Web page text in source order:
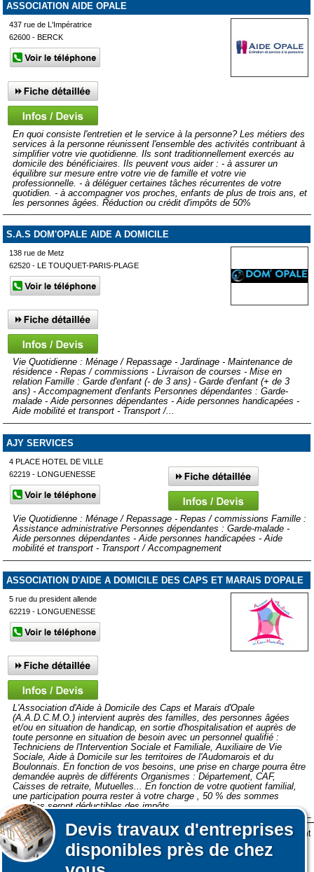
Devis travaux d'entreprises
disponibles près de chez
ASSOCIATION AIDE OPALE
437 rue de L'Impératrice
62600 - BERCK
En quoi consiste l'entretien et le service à la personne? Les métiers des
services à la personne réunissent l'ensemble des activités contribuant à
simplifier votre vie quotidienne. Ils sont traditionnellement exercés au
domicile des bénéficiaires. Ils peuvent vous aider : - à assurer un
équilibre sur mesure entre votre vie de famille et votre vie
professionnelle. - à déléguer certaines tâches récurrentes de votre
quotidien. - à accompagner vos proches, enfants de plus de trois ans, et
les personnes âgées. Réduction ou crédit d'impôts de 50%
S.A.S DOM'OPALE AIDE A DOMICILE
138 rue de Metz
62520 - LE TOUQUET-PARIS-PLAGE
Vie Quotidienne : Ménage / Repassage - Jardinage - Maintenance de
résidence - Repas / commissions - Livraison de courses - Mise en
relation Famille : Garde d'enfant (- de 3 ans) - Garde d'enfant (+ de 3
ans) - Accompagnement d'enfants Personnes dépendantes : Garde-
malade - Aide personnes dépendantes - Aide personnes handicapées -
Aide mobilité et transport - Transport /...
AJY SERVICES
4 PLACE HOTEL DE VILLE
62219 - LONGUENESSE
Vie Quotidienne : Ménage / Repassage - Repas / commissions Famille :
Assistance administrative Personnes dépendantes : Garde-malade -
Aide personnes dépendantes - Aide personnes handicapées - Aide
mobilité et transport - Transport / Accompagnement
ASSOCIATION D'AIDE A DOMICILE DES CAPS ET MARAIS D'OPALE
5 rue du president allende
62219 - LONGUENESSE
L'Association d'Aide à Domicile des Caps et Marais d'Opale
(A.A.D.C.M.O.) intervient auprès des familles, des personnes âgées
et/ou en situation de handicap, en sortie d'hospitalisation et auprès de
toute personne en situation de besoin avec un personnel qualifié :
Techniciens de l'Intervention Sociale et Familiale, Auxiliaire de Vie
Sociale, Aide à Domicile sur les territoires de l'Audomarois et du
Boulonnais. En fonction de vos besoins, une prise en charge pourra être
demandée auprès de différents Organismes : Département, CAF,
Caisses de retraite, Mutuelles... En fonction de votre quotient familial,
une participation pourra rester à votre charge , 50 % des sommes
versées seront déductibles des impôts.
Afficher plus de prestataires dans un rayon de 50km autour de
Boulogne-sur-Mer
Affiner votre recherche
Lors de votre visite sur notre site des fichiers informatiques nommés cookies sont
déposés sur votre terminal. Ces cookies sont utilisés pour la navigation, le
fonctionnement du site et les mesures d'audience pour l'éditeur.